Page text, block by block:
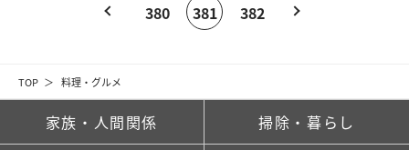
TOP 料理・グルメ
380 381 382
家族・人間関係 掃除・暮らし